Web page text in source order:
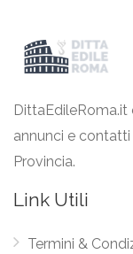
DittaEdileRoma.it
annunci e
Provincia.
Link Utili
Termini &